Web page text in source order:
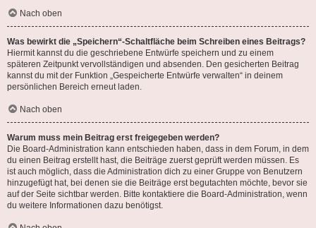
Nach oben
Was bewirkt die „Speichern“-Schaltfläche beim Schreiben eines Beitrags?
Hiermit kannst du die geschriebene Entwürfe speichern und zu einem
späteren Zeitpunkt vervollständigen und absenden. Den gesicherten Beitrag
kannst du mit der Funktion „Gespeicherte Entwürfe verwalten“ in deinem
persönlichen Bereich erneut laden.
Nach oben
Warum muss mein Beitrag erst freigegeben werden?
Die Board-Administration kann entschieden haben, dass in dem Forum, in dem
du einen Beitrag erstellt hast, die Beiträge zuerst geprüft werden müssen. Es
ist auch möglich, dass die Administration dich zu einer Gruppe von Benutzern
hinzugefügt hat, bei denen sie die Beiträge erst begutachten möchte, bevor sie
auf der Seite sichtbar werden. Bitte kontaktiere die Board-Administration, wenn
du weitere Informationen dazu benötigst.